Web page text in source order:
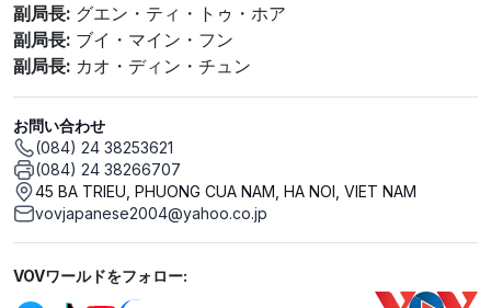
副局長: グエン・ティ・トゥ・ホア
副局長: ブイ・マイン・フン
副局長: カオ・ディン・チュン
お問い合わせ
(084) 24 38253621
(084) 24 38266707
45 BA TRIEU, PHUONG CUA NAM, HA NOI, VIET NAM
vovjapanese2004@yahoo.co.jp
Mạng xã hội
VOVワールドをフォロー: